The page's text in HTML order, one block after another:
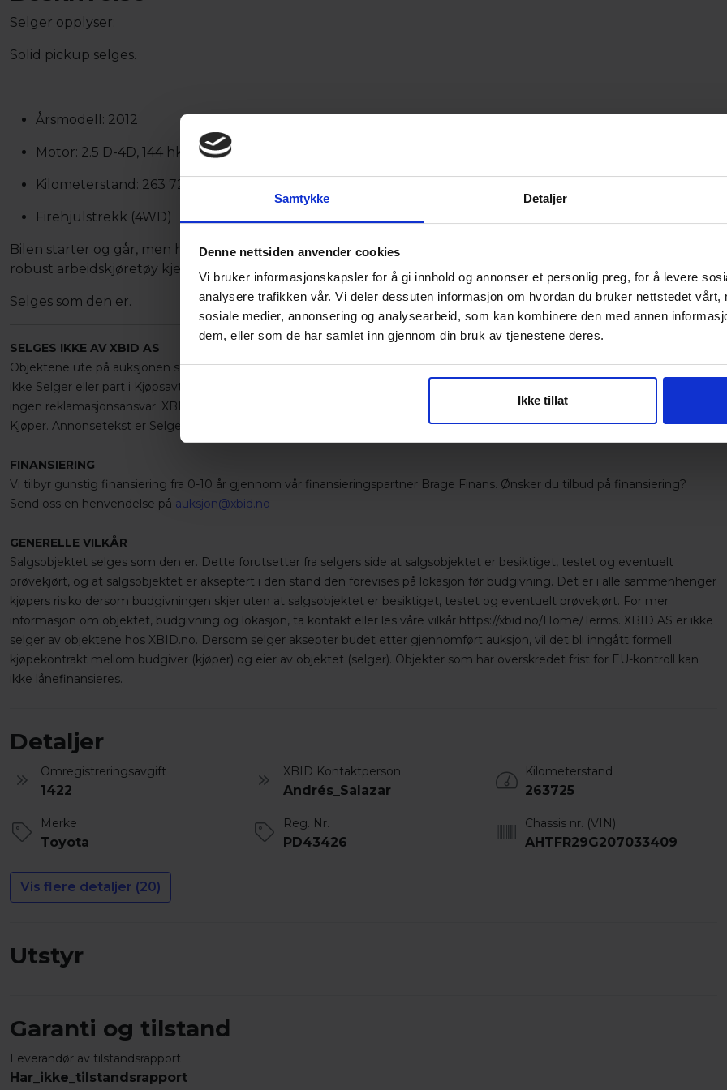
Samtykke Detaljer
Denne nettsiden anvender cookies
Vi bruker informasjonskapsler for å gi innhold og annonser et personlig preg, for å levere
analysere trafikken vår. Vi deler dessuten informasjon om hvordan du bruker nettstedet vårt,
sosiale medier, annonsering og analysearbeid, som kan kombinere den med annen
dem, eller som de har samlet inn gjennom din bruk av tjenestene deres.
Ikke tillat
Selger opplyser:
Solid pickup selges.
Årsmodell: 2012
Motor: 2.5 D-4D, 144 hk
Kilometerstand: 263 725 km
Firehjulstrekk (4WD)
Bilen starter og går, men har en oljelekkasje som må utbedres, antatt rust i bunnpanne, ellers noe rust. Et
robust arbeidskjøretøy kjent for driftssikkerhet og styrke.
Selges som den er.
SELGES IKKE AV XBID AS
Objektene ute på auksjonen selges ikke av XBID AS. Varene legges ut for salg av både private og næringsdrivende. Xbid er
ikke Selger eller part i Kjøpsavtalen. XBID opptrer kun som formidler. XBID er ikke solidarisk ansvarlig med Selger og har
ingen reklamasjonsansvar. XBID har ikke gjort noen undersøkelser ved objektet. Eventuell omregistreringsavgift betales av
Kjøper. Annonsetekst er Selgers beskrivelse av objektet.
FINANSIERING
Vi tilbyr gunstig finansiering fra 0-10 år gjennom vår finansieringspartner Brage Finans. Ønsker du tilbud på finansiering?
Send oss en henvendelse på auksjon@xbid.no
GENERELLE VILKÅR
Salgsobjektet selges som den er. Dette forutsetter fra selgers side at salgsobjektet er besiktiget, testet og eventuelt
prøvekjørt, og at salgsobjektet er akseptert i den stand den forevises på lokasjon før budgivning. Det er i alle sammenhenger
kjøpers risiko dersom budgivningen skjer uten at salgsobjektet er besiktiget, testet og eventuelt prøvekjørt. For mer
informasjon om objektet, budgivning og lokasjon, ta kontakt eller les våre vilkår https://xbid.no/Home/Terms. XBID AS er ikke
selger av objektene hos XBID.no. Dersom selger aksepter budet etter gjennomført auksjon, vil det bli inngått formell
kjøpekontrakt mellom budgiver (kjøper) og eier av objektet (selger). Objekter som har overskredet frist for EU-kontroll kan
ikke lånefinansieres.
Detaljer
Omregistreringsavgift
1422
XBID Kontaktperson
Andrés_Salazar
Kilometerstand
263725
Merke
Toyota
Reg. Nr.
PD43426
Chassis nr. (VIN)
AHTFR29G207033409
Vis flere detaljer (20)
Utstyr
Garanti og tilstand
Leverandør av tilstandsrapport
Har_ikke_tilstandsrapport